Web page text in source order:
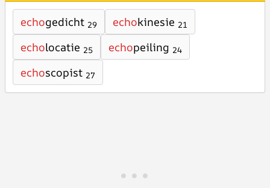
echogedicht 29 echokinesie 21
echolocatie 25 echopeiling 24
echoscopist 27